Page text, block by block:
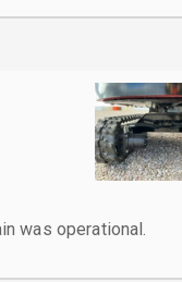
was operational.